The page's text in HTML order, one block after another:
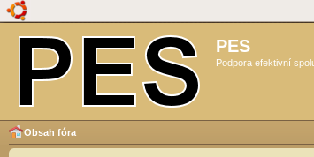
PES
Podpora efektivní
Obsah fóra